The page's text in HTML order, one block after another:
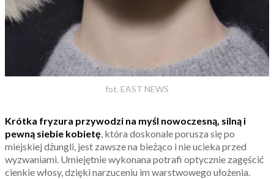
fot. EAST NEWS
Krótka fryzura przywodzi na myśl nowoczesną, silną i
pewną siebie kobietę, która doskonale porusza się po
miejskiej dżungli, jest zawsze na bieżąco i nie ucieka przed
wyzwaniami. Umiejętnie wykonana potrafi optycznie zagęścić
cienkie włosy, dzięki narzuceniu im warstwowego ułożenia.